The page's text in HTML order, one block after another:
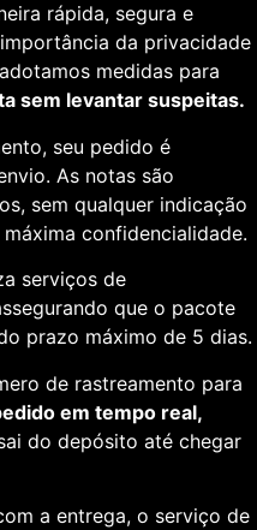
rápida, segura e
da privacidade
medidas para
sem levantar suspeitas.
seu pedido é
As notas são
sem qualquer indicação
confidencialidade.
serviços de
que o pacote
prazo máximo de 5 dias.
de rastreamento para
em tempo real,
do depósito até chegar
a entrega, o serviço de